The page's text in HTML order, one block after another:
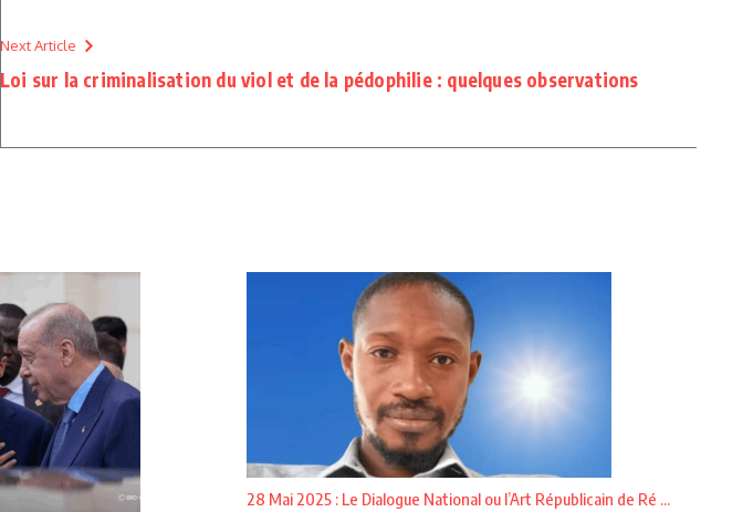
Next Article
Loi sur la criminalisation du viol et de la pédophilie : quelques observations
28 Mai 2025 : Le Dialogue National ou l’Art Républicain de Ré ...